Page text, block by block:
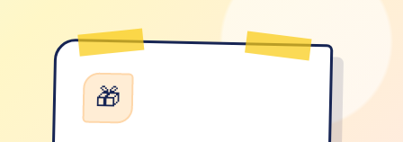
🎁